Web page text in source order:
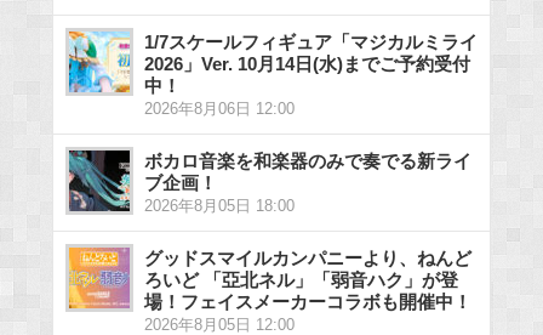
1/7スケールフィギュア「マジカルミライ
2026」Ver. 10月14日(水)までご予約受付
中！
2026年8月06日 12:00
ボカロ音楽を和楽器のみで奏でる新ライ
ブ企画！
2026年8月05日 18:00
グッドスマイルカンパニーより、ねんど
ろいど 「亞北ネル」「弱音ハク」が登
場！フェイスメーカーコラボも開催中！
2026年8月05日 12:00